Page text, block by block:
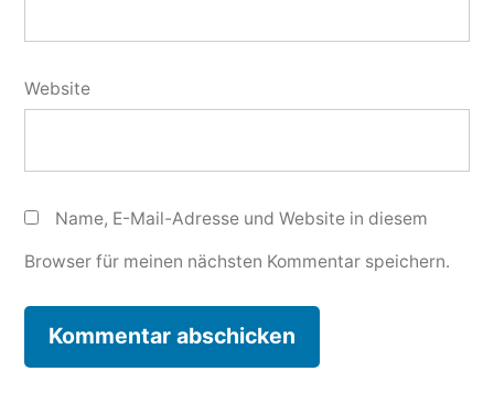
Website
Name, E-Mail-Adresse und Website in diesem
Browser für meinen nächsten Kommentar speichern.